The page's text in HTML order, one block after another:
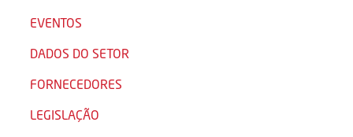
EVENTOS
DADOS DO SETOR
FORNECEDORES
LEGISLAÇÃO